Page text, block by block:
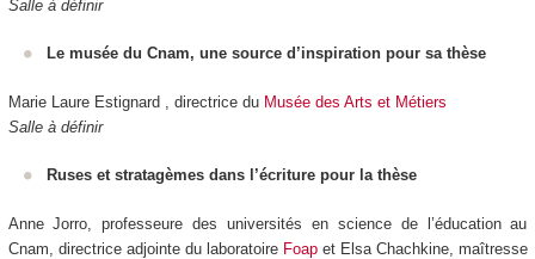
Salle à définir
Le musée du Cnam, une source d’inspiration pour sa thèse
Marie Laure Estignard , directrice du Musée des Arts et Métiers
Salle à définir
Ruses et stratagèmes dans l’écriture pour la thèse
Anne Jorro, professeure des universités en science de l’éducation au
Cnam, directrice adjointe du laboratoire Foapet Elsa Chachkine, maîtresse